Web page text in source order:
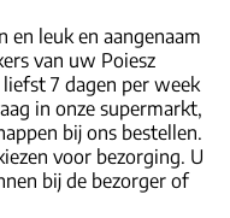
leuk en aangenaam
van uw Poiesz
7 dagen per week
in onze supermarkt,
bij ons bestellen.
voor bezorging. U
bij de bezorger of